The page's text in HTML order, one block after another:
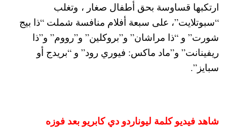
ارتكبها قساوسة بحق أطفال صغار ، وتغلب
“سبوتلايت”، على سبعة أفلام منافسة شملت “ذا بيج
شورت” و “ذا مراشان” و”بروكلين” و”رووم” و”ذا
ريفينانت” و”ماد ماكس: فيوري رود” و “بريدج أو
سبايز”.
شاهد فيديو كلمة ليوناردو دي كابريو بعد فوزه